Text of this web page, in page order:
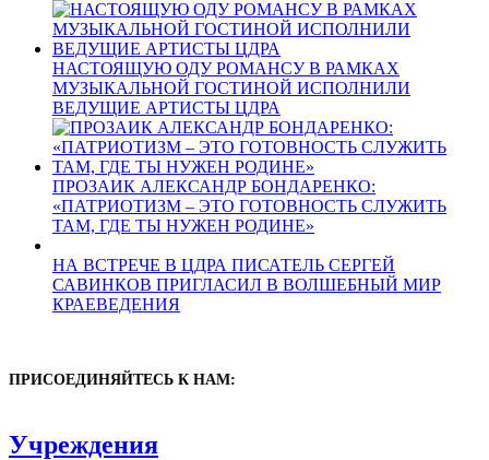
НАСТОЯЩУЮ ОДУ РОМАНСУ В РАМКАХ
МУЗЫКАЛЬНОЙ ГОСТИНОЙ ИСПОЛНИЛИ
ВЕДУЩИЕ АРТИСТЫ ЦДРА
ПРОЗАИК АЛЕКСАНДР БОНДАРЕНКО:
«ПАТРИОТИЗМ – ЭТО ГОТОВНОСТЬ СЛУЖИТЬ
ТАМ, ГДЕ ТЫ НУЖЕН РОДИНЕ»
НА ВСТРЕЧЕ В ЦДРА ПИСАТЕЛЬ СЕРГЕЙ
САВИНКОВ ПРИГЛАСИЛ В ВОЛШЕБНЫЙ МИР
КРАЕВЕДЕНИЯ
ПРИСОЕДИНЯЙТЕСЬ К НАМ:
Учреждения